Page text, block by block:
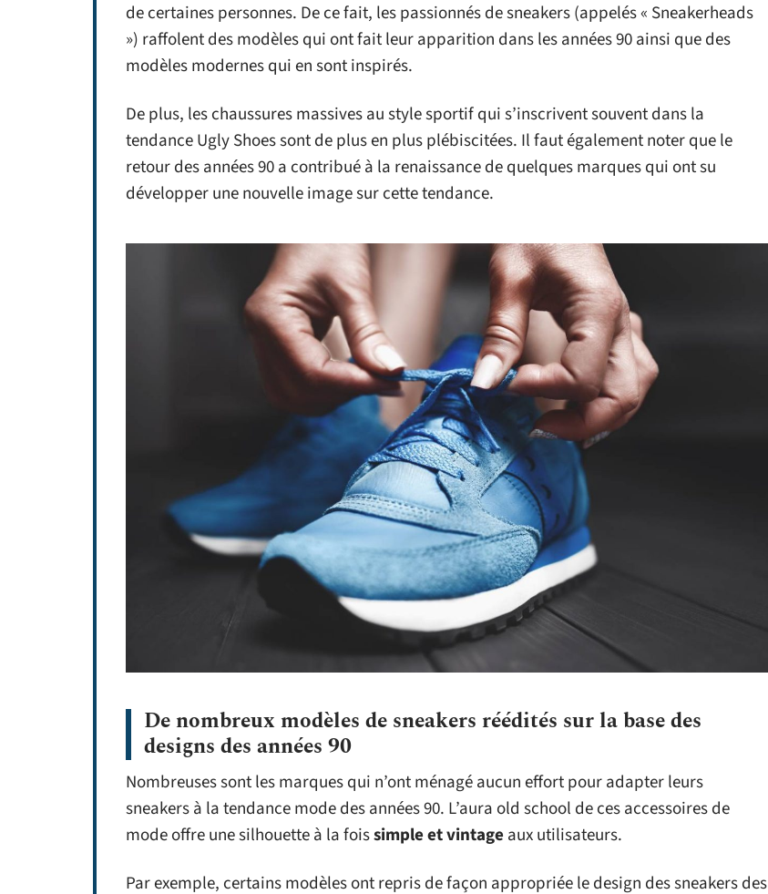
de certaines personnes. De ce fait, les passionnés de sneakers (appelés « Sneakerheads
») raffolent des modèles qui ont fait leur apparition dans les années 90 ainsi que des
modèles modernes qui en sont inspirés.
De plus, les chaussures massives au style sportif qui s’inscrivent souvent dans la
tendance Ugly Shoes sont de plus en plus plébiscitées. Il faut également noter que le
retour des années 90 a contribué à la renaissance de quelques marques qui ont su
développer une nouvelle image sur cette tendance.
De nombreux modèles de sneakers réédités sur la base des
designs des années 90
Nombreuses sont les marques qui n’ont ménagé aucun effort pour adapter leurs
sneakers à la tendance mode des années 90. L’aura old school de ces accessoires de
mode offre une silhouette à la foissimple et vintage aux utilisateurs.
Par exemple, certains modèles ont repris de façon appropriée le design des sneakers des